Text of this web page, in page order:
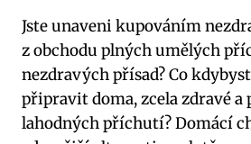
Jste unaveni kupováním
z obchodu plných umělých
nezdravých přísad? Co
připravit doma, zcela zdravé
lahodných příchutí? Domácí